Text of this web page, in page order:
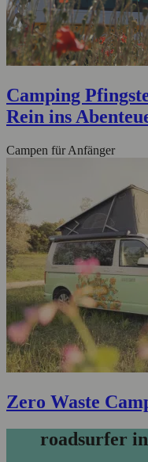
Camping
Rein ins
Campen für Anfänger
Zero Waste
roadsurfer